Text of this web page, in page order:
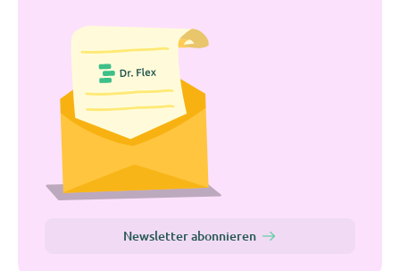
Newsletter abonnieren